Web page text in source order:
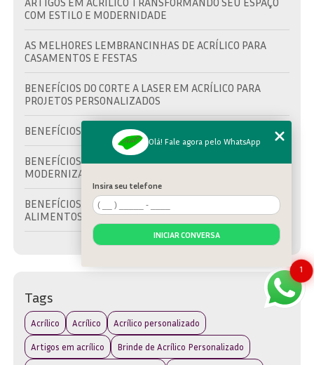
COM ESTILO E MODERNIDADE
AS MELHORES LEMBRANCINHAS DE ACRÍLICO PARA
CASAMENTOS E FESTAS
BENEFÍCIOS DO CORTE A LASER EM ACRÍLICO PARA
PROJETOS PERSONALIZADOS
BENEFÍCIOS DO TROFÉU DE ACRÍLICO
BENEFÍCIOS DO ACRÍLICO PERSONALIZADO PARA
MODERNIZAR AMBIENTES
BENEFÍCIOS DOS EXPOSITORES DE ACRÍLICO PARA
ALIMENTOS EM SEU NEGÓCIO
PROMOVER SUA MARCA COM ESTILO
SUA MARCA E EVENTO
BRINDE EM ACRÍLICO: DESCUBRA AS MELHORES OPÇÕES
PARA SUA MARCA
Tags
Acrílico Acrílico Acrílico personalizado
Artigos em acrílico Brinde de Acrílico Personalizado
1
Olá! Fale agora pelo WhatsApp
Insira seu telefone
INICIAR CONVERSA